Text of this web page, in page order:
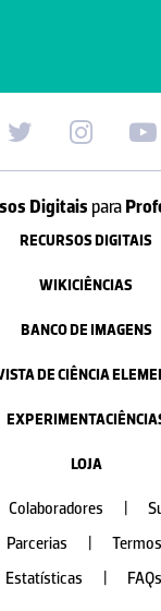
Digitais para
RECURSOS DIGITAIS
WIKICIÊNCIAS
BANCO DE IMAGENS
DE CIÊNCIA
LOJA
Colaboradores
Parcerias
Estatísticas FAQs